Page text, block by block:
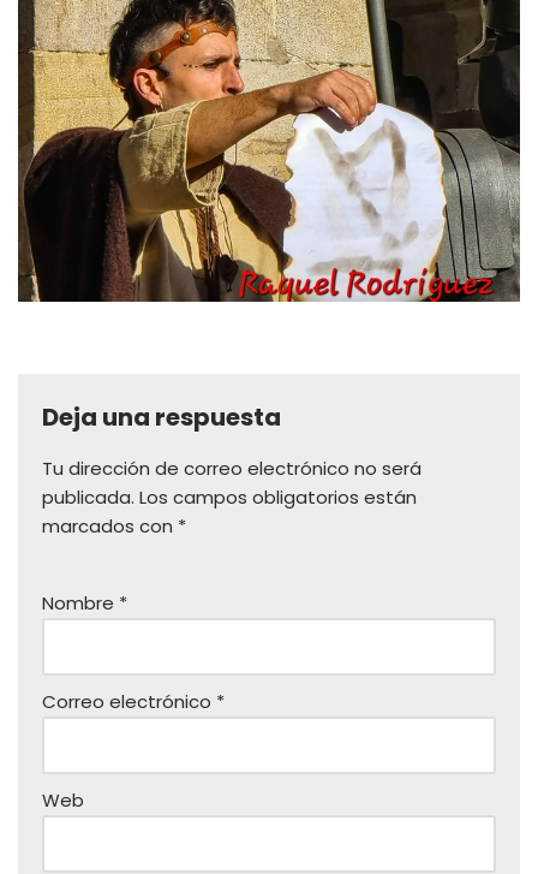
Deja una respuesta
Tu dirección de correo electrónico no será
publicada. Los campos obligatorios están
marcados con *
Nombre *
Correo electrónico *
Web